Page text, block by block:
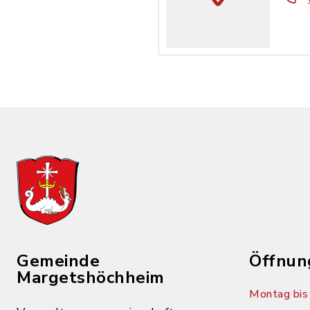
Gemeinde
Margetshöchheim
Montag